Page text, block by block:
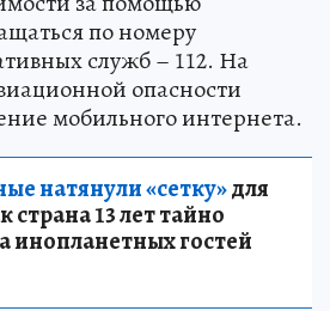
по номеру
служб – 112. На
опасности
мобильного интернета.
натянули «сетку»для
13 лет тайно
инопланетных гостей